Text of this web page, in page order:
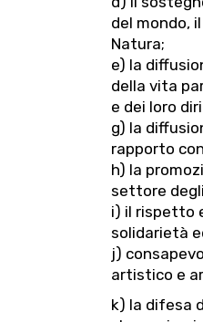
del mondo,
Natura;
e) la
della vita
e dei loro
g) la
rapporto
h) la
settore
i) il rispetto
solidarietà
j)
artistico e
k) la difesa